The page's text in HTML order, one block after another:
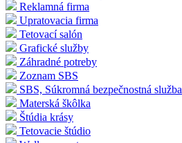
Reklamná firma
Upratovacia firma
Tetovací salón
Grafické služby
Záhradné potreby
Zoznam SBS
SBS, Súkromná bezpečnostná služba
Materská škôlka
Štúdia krásy
Tetovacie štúdio